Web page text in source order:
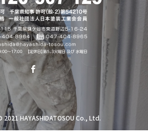
HAYASHIDATOSOU Co., Ltd.